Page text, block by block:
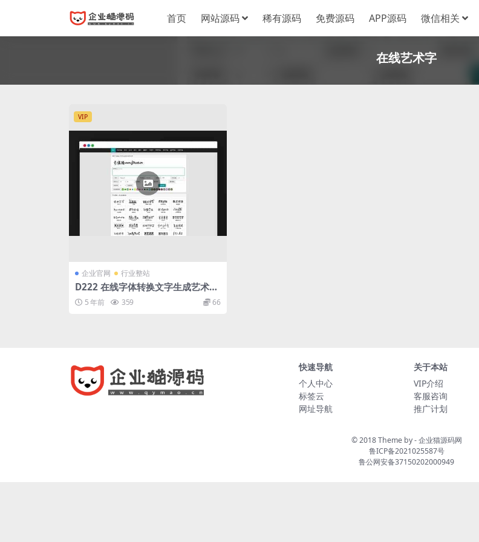
首页 网站源码 稀有源码 免费源码 APP源码 微信相关
在线艺术字
VIP
企业官网 行业整站
D222 在线字体转换文字生成艺术字
系统源码-支持自己添加字体/在线艺
术字
5 年前 359 66
快速导航
个人中心
标签云
网址导航
关于本站
VIP介绍
客服咨询
推广计划
© 2018 Theme by -企业猫源码网
鲁ICP备2021025587号
鲁公网安备37150202000949